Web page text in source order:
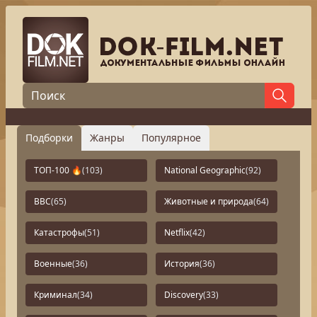
Подборки Жанры Популярное
ТОП-100 🔥(103) National Geographic(92)
BBC(65) Животные и природа(64)
Катастрофы(51) Netflix(42)
Военные(36) История(36)
Криминал(34) Discovery(33)